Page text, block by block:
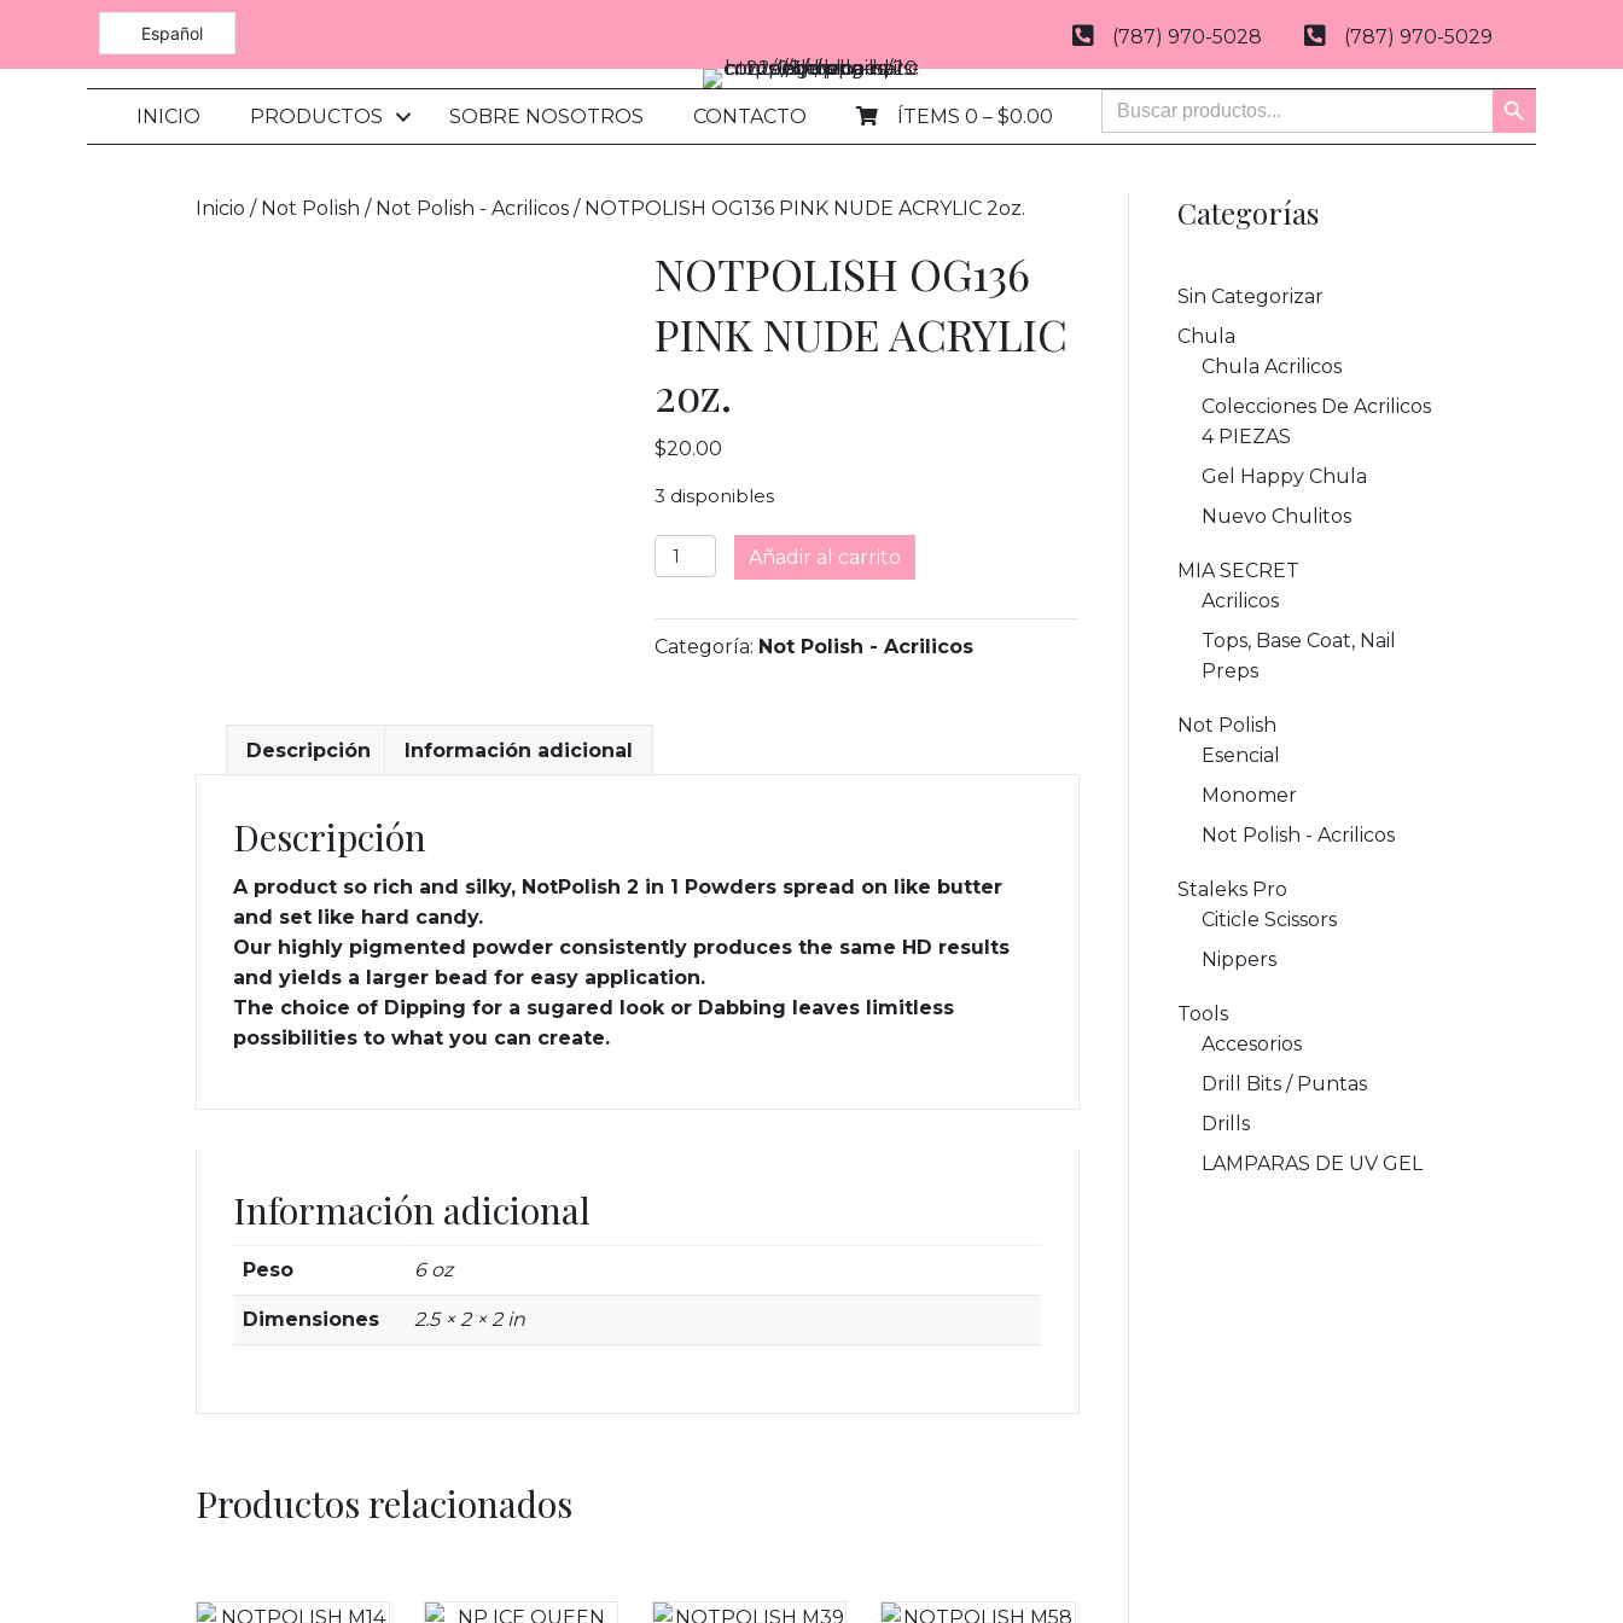
Español (787) 970-5028 (787) 970-5029
INICIO PRODUCTOS SOBRE NOSOTROS CONTACTO ÍTEMS 0 – $0.00
Buscar:
Botón
de
Inicio / Not Polish / Not Polish - Acrilicos / NOTPOLISH OG136 PINK NUDE ACRYLIC 2oz.
NOTPOLISH OG136
PINK NUDE ACRYLIC
2oz.
$20.00
3 disponibles
NOTPOLISH
OG136
NUDE
Añadir al carrito
Categoría: Not Polish - Acrilicos
Descripción Información adicional
Descripción
A product so rich and silky, NotPolish 2 in 1 Powders spread on like butter
and set like hard candy.
Our highly pigmented powder consistently produces the same HD results
and yields a larger bead for easy application.
The choice of Dipping for a sugared look or Dabbing leaves limitless
possibilities to what you can create.
Información adicional
Peso 6 oz
Dimensiones 2.5 × 2 × 2 in
Productos relacionados
Categorías
Sin Categorizar
Chula
Chula Acrilicos
Colecciones De Acrilicos
4 PIEZAS
Gel Happy Chula
Nuevo Chulitos
MIA SECRET
Acrilicos
Tops, Base Coat, Nail
Preps
Not Polish
Esencial
Monomer
Not Polish - Acrilicos
Staleks Pro
Citicle Scissors
Nippers
Tools
Accesorios
Drill Bits / Puntas
Drills
LAMPARAS DE UV GEL